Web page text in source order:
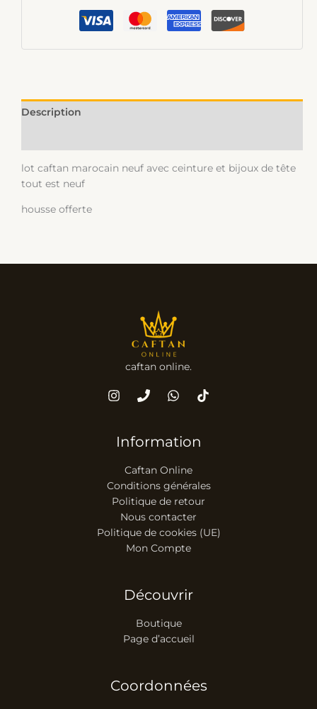
Description
lot caftan marocain neuf avec ceinture et bijoux de tête
tout est neuf
housse offerte
caftan online.
Information
Caftan Online
Conditions générales
Politique de retour
Nous contacter
Politique de cookies (UE)
Mon Compte
Découvrir
Boutique
Page d’accueil
Coordonnées